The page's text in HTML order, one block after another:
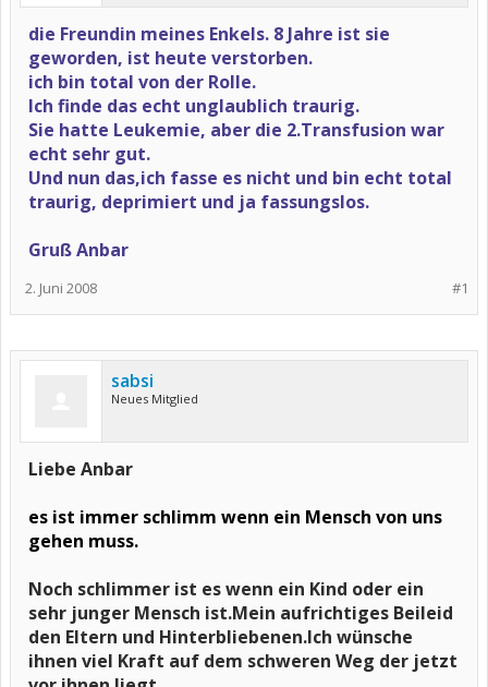
die Freundin meines Enkels. 8 Jahre ist sie
geworden, ist heute verstorben.
ich bin total von der Rolle.
Ich finde das echt unglaublich traurig.
Sie hatte Leukemie, aber die 2.Transfusion war
echt sehr gut.
Und nun das,ich fasse es nicht und bin echt total
traurig, deprimiert und ja fassungslos.
Gruß Anbar
#1
2. Juni 2008
sabsi
Neues Mitglied
Liebe Anbar
es ist immer schlimm wenn ein Mensch von uns
gehen muss.
Noch schlimmer ist es wenn ein Kind oder ein
sehr junger Mensch ist.Mein aufrichtiges Beileid
den Eltern und Hinterbliebenen.Ich wünsche
ihnen viel Kraft auf dem schweren Weg der jetzt